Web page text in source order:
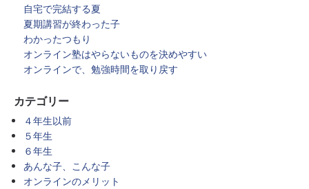
自宅で完結する夏
夏期講習が終わった子
わかったつもり
オンライン塾はやらないものを決めやすい
オンラインで、勉強時間を取り戻す
カテゴリー
４年生以前
５年生
６年生
あんな子、こんな子
オンラインのメリット